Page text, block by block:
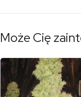
Może Cię